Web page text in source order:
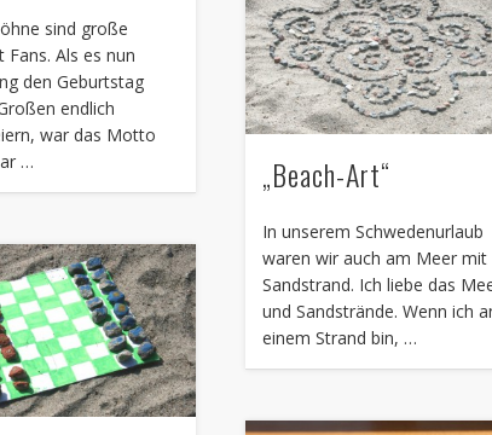
sind große
Fans. Als es nun
den Geburtstag
endlich
war das Motto
…
„Beach-Art“
In unserem Schwedenurlaub
waren wir auch am Meer mit
Sandstrand. Ich liebe das
und Sandstrände. Wenn ich
einem Strand bin, …